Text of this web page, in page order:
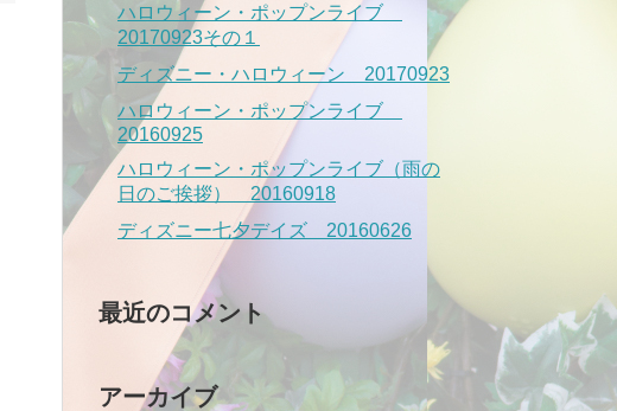
ハロウィーン・ポップンライブ
20170923その１
ディズニー・ハロウィーン 20170923
ハロウィーン・ポップンライブ
20160925
ハロウィーン・ポップンライブ（雨の
日のご挨拶） 20160918
ディズニー七夕デイズ 20160626
最近のコメント
アーカイブ